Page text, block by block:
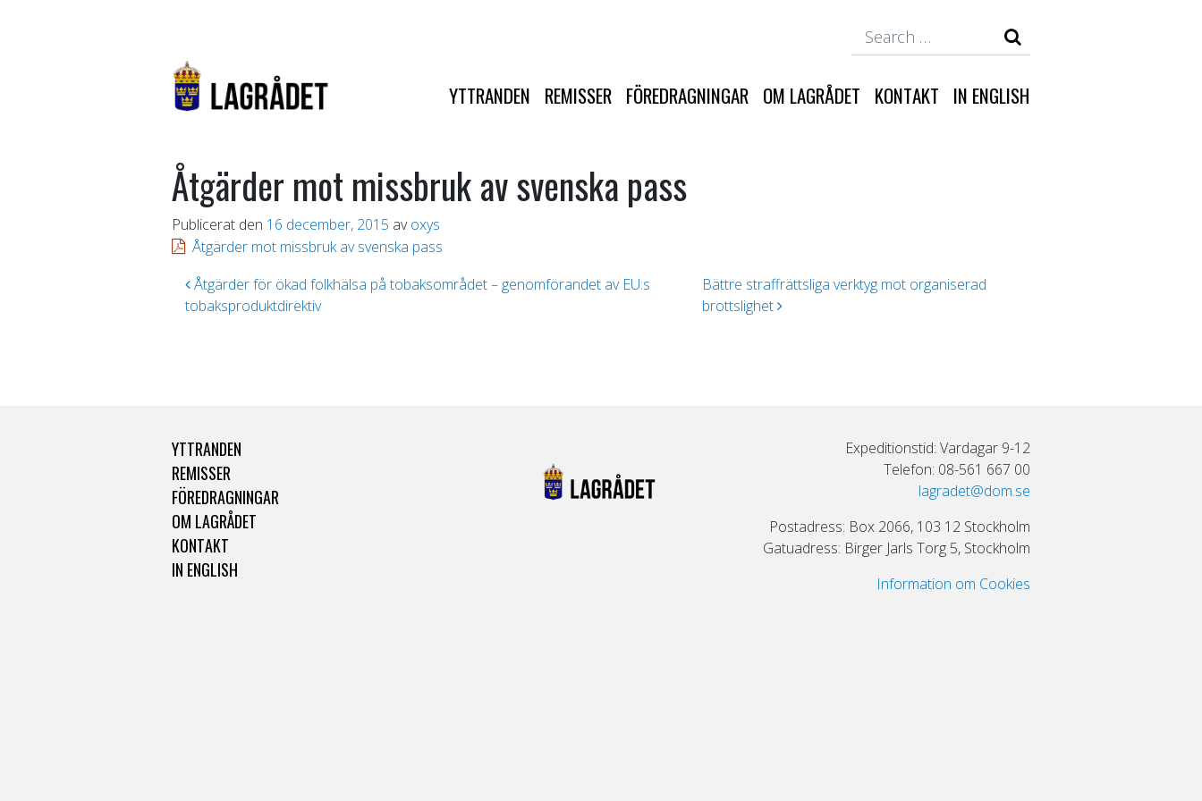
YTTRANDEN REMISSER FÖREDRAGNINGAR OM LAGRÅDET KONTAKT IN ENGLISH
Åtgärder mot missbruk av svenska pass
Publicerat den 16 december, 2015 av oxys
Åtgärder mot missbruk av svenska pass
Inläggsnavigering
Åtgärder för ökad folkhälsa på tobaksområdet – genomförandet av EU:s
tobaksproduktdirektiv
Bättre straffrättsliga verktyg mot organiserad
brottslighet
YTTRANDEN
REMISSER
FÖREDRAGNINGAR
OM LAGRÅDET
KONTAKT
IN ENGLISH
Expeditionstid: Vardagar 9-12
Telefon: 08-561 667 00
lagradet@dom.se
Postadress: Box 2066, 103 12 Stockholm
Gatuadress: Birger Jarls Torg 5, Stockholm
Information om Cookies